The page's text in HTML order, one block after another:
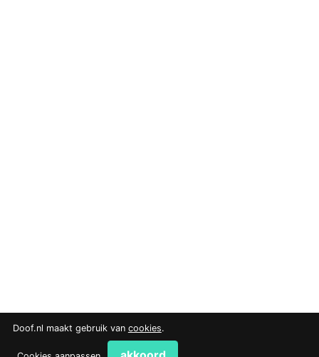
Doof.nl maakt gebruik van cookies.